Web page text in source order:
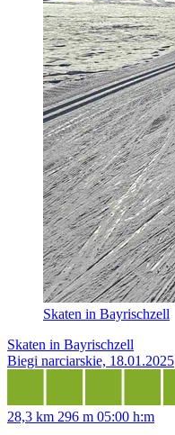
Skaten in Bayrischzell
Skaten in Bayrischzell
Biegi narciarskie, 18.01.2025
28,3 km 296 m 05:00 h:m